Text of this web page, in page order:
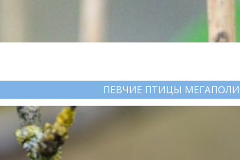
ПЕВЧИЕ ПТИЦЫ